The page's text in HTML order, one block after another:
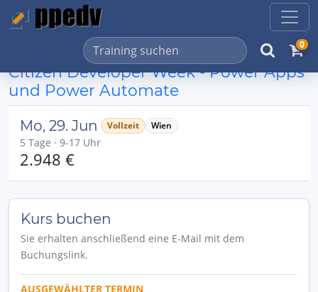
0
Citizen Developer Week - Power Apps
und Power Automate
Mo, 29. Jun Vollzeit Wien
5 Tage · 9-17 Uhr
2.948 €
Kurs buchen
Sie erhalten anschließend eine E-Mail mit dem
Buchungslink.
AUSGEWÄHLTER TERMIN